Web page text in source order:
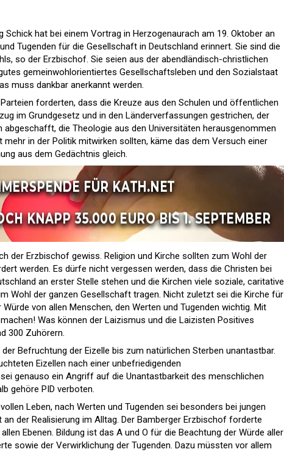
Schick hat bei einem Vortrag in Herzogenaurach am 19. Oktober an
Tugenden für die Gesellschaft in Deutschland erinnert. Sie sind die
so der Erzbischof. Sie seien aus der abendländisch-christlichen
gemeinwohlorientiertes Gesellschaftsleben und den Sozialstaat
muss dankbar anerkannt werden.
Parteien forderten, dass die Kreuze aus den Schulen und öffentlichen
im Grundgesetz und in den Länderverfassungen gestrichen, der
abgeschafft, die Theologie aus den Universitäten herausgenommen
mehr in der Politik mitwirken sollten, käme das dem Versuch einer
aus dem Gedächtnis gleich.
der Erzbischof gewiss. Religion und Kirche sollten zum Wohl der
werden. Es dürfe nicht vergessen werden, dass die Christen bei
an erster Stelle stehen und die Kirchen viele soziale, caritative
Wohl der ganzen Gesellschaft tragen. Nicht zuletzt sei die Kirche für
von allen Menschen, den Werten und Tugenden wichtig. Mit
machen! Was können der Laizismus und die Laizisten Positives
300 Zuhörern.
Befruchtung der Eizelle bis zum natürlichen Sterben unantastbar.
Eizellen nach einer unbefriedigenden
genauso ein Angriff auf die Unantastbarkeit des menschlichen
gehöre PID verboten.
Leben, nach Werten und Tugenden sei besonders bei jungen
der Realisierung im Alltag. Der Bamberger Erzbischof forderte
Ebenen. Bildung ist das A und O für die Beachtung der Würde aller
sowie der Verwirklichung der Tugenden. Dazu müssten vor allem